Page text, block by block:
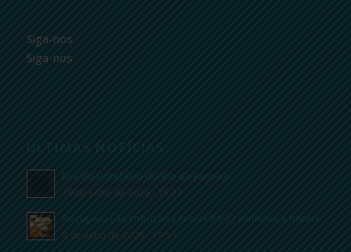
Siga-nos
Siga-nos
ÚLTIMAS NOTÍCIAS
Dia do Hoteleiro do Rio de Janeiro
29 de julho de 2026 - 15:23
Recuperação tributária rende R$ 37 milhões a hotéis
8 de julho de 2026 - 19:59